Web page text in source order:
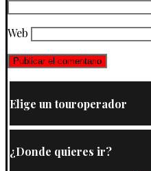
Web
Elige un touroperador
¿Donde quieres ir?